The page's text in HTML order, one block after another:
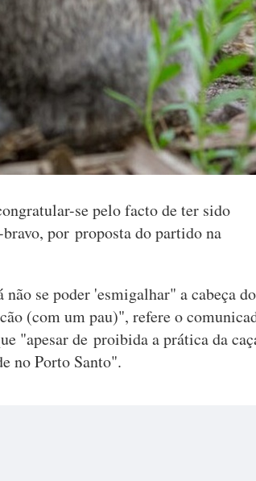
se pelo facto de ter sido
por proposta do partido na
se poder 'esmigalhar" a cabeça
(com um pau)", refere o
"apesar de proibida a prática da
no Porto Santo".